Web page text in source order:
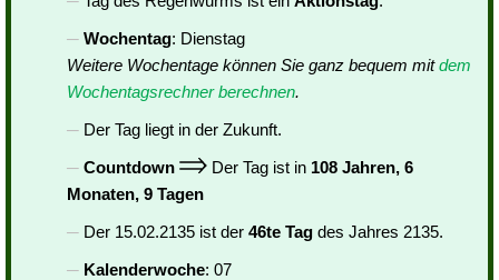
Wochentag: Dienstag
Weitere Wochentage können Sie ganz bequem mitdem
Wochentagsrechner berechnen.
Der Tag liegt in der Zukunft.
Countdown
Der Tag ist in 108 Jahren, 6
Monaten, 9 Tagen
Der 15.02.2135 ist der 46te Tag des Jahres 2135.
Kalenderwoche: 07